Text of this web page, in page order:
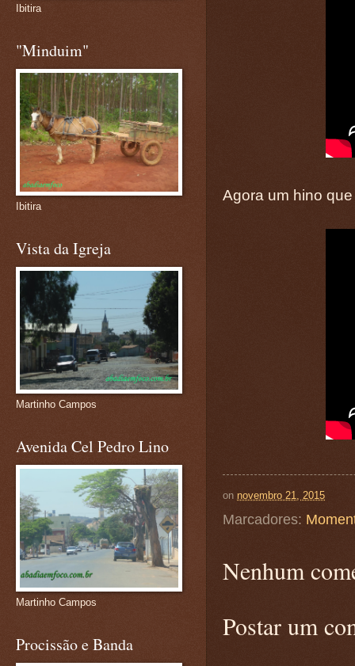
Agora um hino
on novembro 21, 2015
Marcadores:
Nenhum
Postar um
Ibitira
"Minduim"
Ibitira
Vista da Igreja
Martinho Campos
Avenida Cel Pedro Lino
Martinho Campos
Procissão e Banda